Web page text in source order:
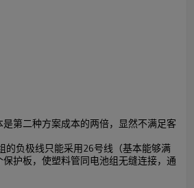
第二种方案成本的两倍，显然不满足客
负极线只能采用26号线（基本能够满
护板，使塑料管同电池组无缝连接，通